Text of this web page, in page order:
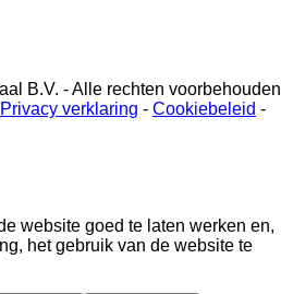
B.V. - Alle rechten voorbehouden
Privacy verklaring - Cookiebeleid -
website goed te laten werken en,
het gebruik van de website te